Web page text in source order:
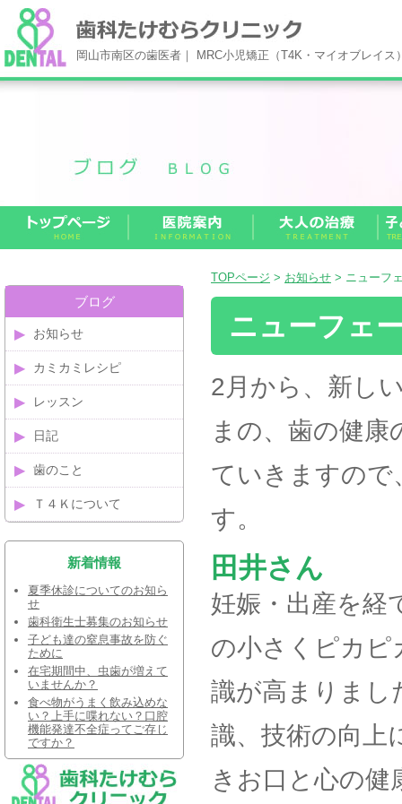
岡山市南区の歯医者｜ MRC小児矯正（T4K・マイオブレイ
TOPページ > お知らせ > ニューフ
ニューフェ
2月から、新し
まの、歯の健
ていきますの
す。
田井さん
妊娠・出産を経
の小さくピカピ
識が高まりまし
識、技術の向上
きお口と心の健
ブログ
お知らせ
カミカミレシピ
レッスン
日記
歯のこと
Ｔ４Ｋについて
新着情報
夏季休診についてのお知ら
せ
歯科衛生士募集のお知らせ
子ども達の窒息事故を防ぐ
ために
在宅期間中、虫歯が増えて
いませんか？
食べ物がうまく飲み込めな
い？上手に喋れない？口腔
機能発達不全症ってご存じ
ですか？